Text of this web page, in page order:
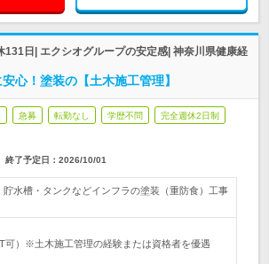
131日| エクシオグループの安定感| 神奈川県健康経
心！塗装の【土木施工管理】
急募 転勤なし 学歴不問 完全週休2日制
終了予定日： 2026/10/01
貯水槽・タンクなどインフラの塗装（重防食）工事
可）※土木施工管理の経験または資格者を優遇